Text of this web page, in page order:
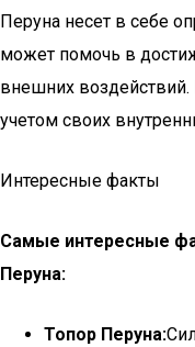
Перуна несет в себе
может помочь в
внешних воздействий.
учетом своих
Интересные факты
Самые интересные
Перуна:
Топор Перуна: